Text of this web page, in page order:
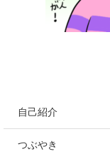
自己紹介
つぶやき